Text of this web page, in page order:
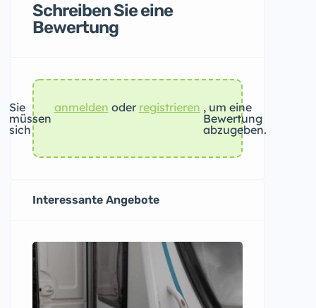
Schreiben Sie eine
Bewertung
Sie
müssen
sich
anmelden oder registrieren , um eine
Bewertung
abzugeben.
Interessante Angebote